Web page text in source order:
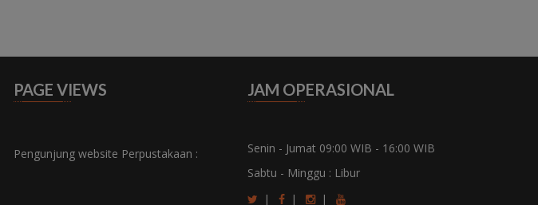
PAGE VIEWS
Pengunjung website Perpustakaan :
JAM OPERASIONAL
Senin - Jumat 09:00 WIB - 16:00 WIB
Sabtu - Minggu : Libur